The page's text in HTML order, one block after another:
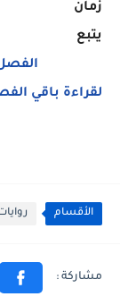
زمان
يتبع
لقراءة باقي
الأقسام